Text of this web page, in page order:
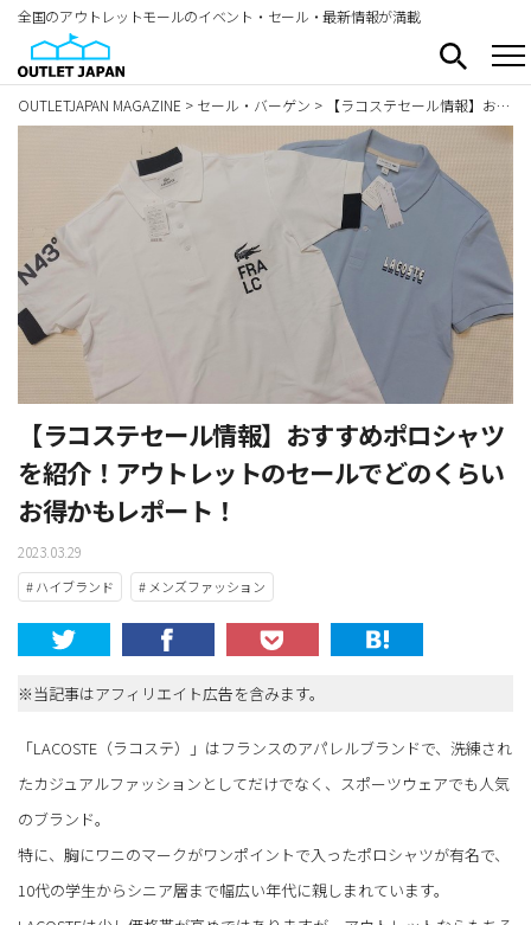
全国のアウトレットモールのイベント・セール・最新情報が満載
OUTLETJAPAN MAGAZINE > セール・バーゲン > 【ラコステセール情報】おすすめポロシャツを紹介！アウトレットのセールでどのくらいお得かもレポート！
【ラコステセール情報】おすすめポロシャツ
を紹介！アウトレットのセールでどのくらい
お得かもレポート！
2023.03.29
# ハイブランド # メンズファッション
※当記事はアフィリエイト広告を含みます。
「LACOSTE（ラコステ）」はフランスのアパレルブランドで、洗練され
たカジュアルファッションとしてだけでなく、スポーツウェアでも人気
のブランド。
特に、胸にワニのマークがワンポイントで入ったポロシャツが有名で、
10代の学生からシニア層まで幅広い年代に親しまれています。